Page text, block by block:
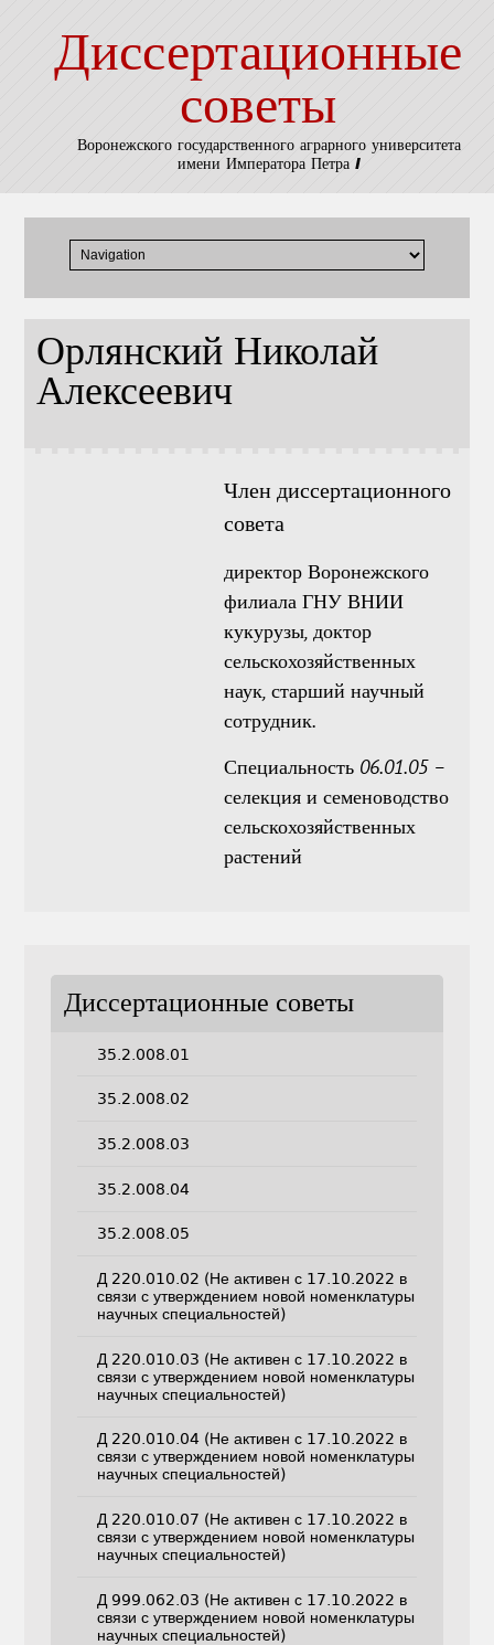
Диссертационные
советы
Воронежского государственного аграрного университета
имени Императора Петра I
Орлянский Николай
Алексеевич
Член диссертационного
совета
директор Воронежского
филиала ГНУ ВНИИ
кукурузы, доктор
сельскохозяйственных
наук, старший научный
сотрудник.
Специальность 06.01.05 –
селекция и семеноводство
сельскохозяйственных
растений
Диссертационные советы
35.2.008.01
35.2.008.02
35.2.008.03
35.2.008.04
35.2.008.05
Д 220.010.02 (Не активен с 17.10.2022 в
связи с утверждением новой номенклатуры
научных специальностей)
Д 220.010.03 (Не активен с 17.10.2022 в
связи с утверждением новой номенклатуры
научных специальностей)
Д 220.010.04 (Не активен с 17.10.2022 в
связи с утверждением новой номенклатуры
научных специальностей)
Д 220.010.07 (Не активен с 17.10.2022 в
связи с утверждением новой номенклатуры
научных специальностей)
Д 999.062.03 (Не активен с 17.10.2022 в
связи с утверждением новой номенклатуры
научных специальностей)